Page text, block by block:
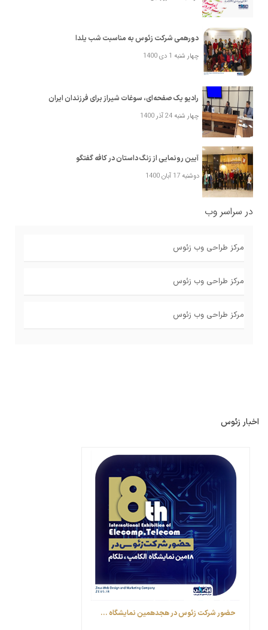
دورهمی شرکت زئوس به مناسبت شب یلدا
چهار شنبه 1 دی 1400
رادیو یک صفحه‌ای، سوغات شیراز برای فرزندان ایران
چهار شنبه 24 آذر 1400
آیین رونمایی از زنگ داستان در کافه گفتگو
دوشنبه 17 آبان 1400
در سراسر وب
مرکز طراحی وب زئوس
مرکز طراحی وب زئوس
مرکز طراحی وب زئوس
اخبار زئوس
حضور شرکت زئوس در هجدهمین نمایشگاه ...